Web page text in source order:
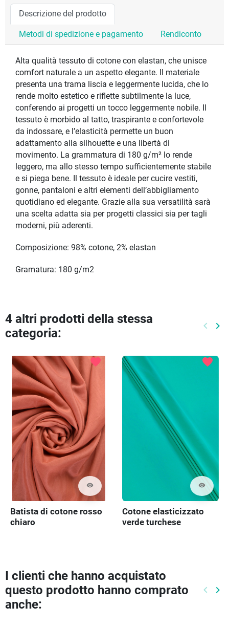
Descrizione del prodotto
Metodi di spedizione e pagamento Rendiconto
Alta qualità tessuto di cotone con elastan, che unisce
comfort naturale a un aspetto elegante. Il materiale
presenta una trama liscia e leggermente lucida, che lo
rende molto estetico e riflette subtilmente la luce,
conferendo ai progetti un tocco leggermente nobile. Il
tessuto è morbido al tatto, traspirante e confortevole
da indossare, e l’elasticità permette un buon
adattamento alla silhouette e una libertà di
movimento. La grammatura di 180 g/m² lo rende
leggero, ma allo stesso tempo sufficientemente stabile
e si piega bene. Il tessuto è ideale per cucire vestiti,
gonne, pantaloni e altri elementi dell’abbigliamento
quotidiano ed elegante. Grazie alla sua versatilità sarà
una scelta adatta sia per progetti classici sia per tagli
moderni, più aderenti.
Composizione: 98% cotone, 2% elastan
Gramatura: 180 g/m2
4 altri prodotti della stessa
categoria:
keyboard_arrow_left keyboard_arrow_right
visibility
favorite
Batista di cotone rosso
chiaro
visibility
favorite
Cotone elasticizzato
verde turchese
I clienti che hanno acquistato
questo prodotto hanno comprato
anche:
keyboard_arrow_left keyboard_arrow_right